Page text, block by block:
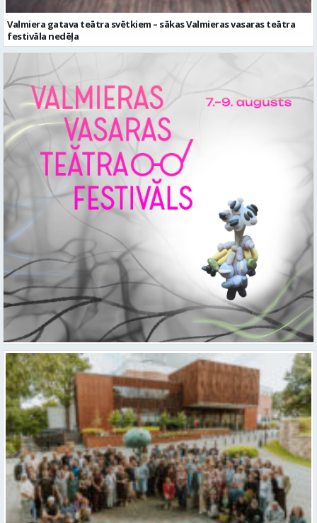
Valmiera gatava teātra svētkiem – sākas Valmieras vasaras teātra
festivāla nedēļa